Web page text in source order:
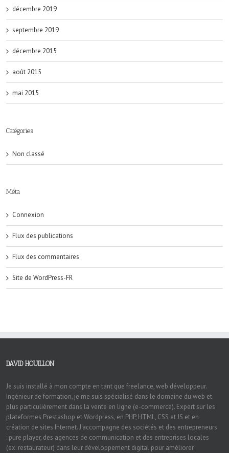
décembre 2019
septembre 2019
décembre 2015
août 2015
mai 2015
Catégories
Non classé
Méta
Connexion
Flux des publications
Flux des commentaires
Site de WordPress-FR
DAVID HOUILLON
Je suis installé à mon compte en tant que freelance, web développeur.
Ingénieur de formation, je me suis spécialisé dans le domaine du web et
plus particulièrement dans la vente en ligne (e-commerce). Expert sur les
plateformes Prestashop et Wordpress, en PHP, HTML, CSS et JS et en
création de sites Internet. J'accompagne des sociétés et des entrepreneurs
: pure player, des agences de communication et des entreprises locales
(ex: restaurateur) dans leur développement digital pour améliorer